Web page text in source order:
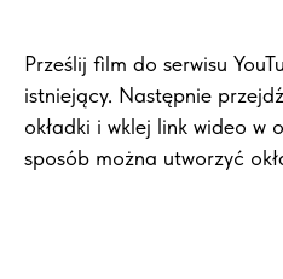
Prześlij film do serwisu
istniejący. Następnie
okładki i wklej link wideo w
sposób można utworzyć